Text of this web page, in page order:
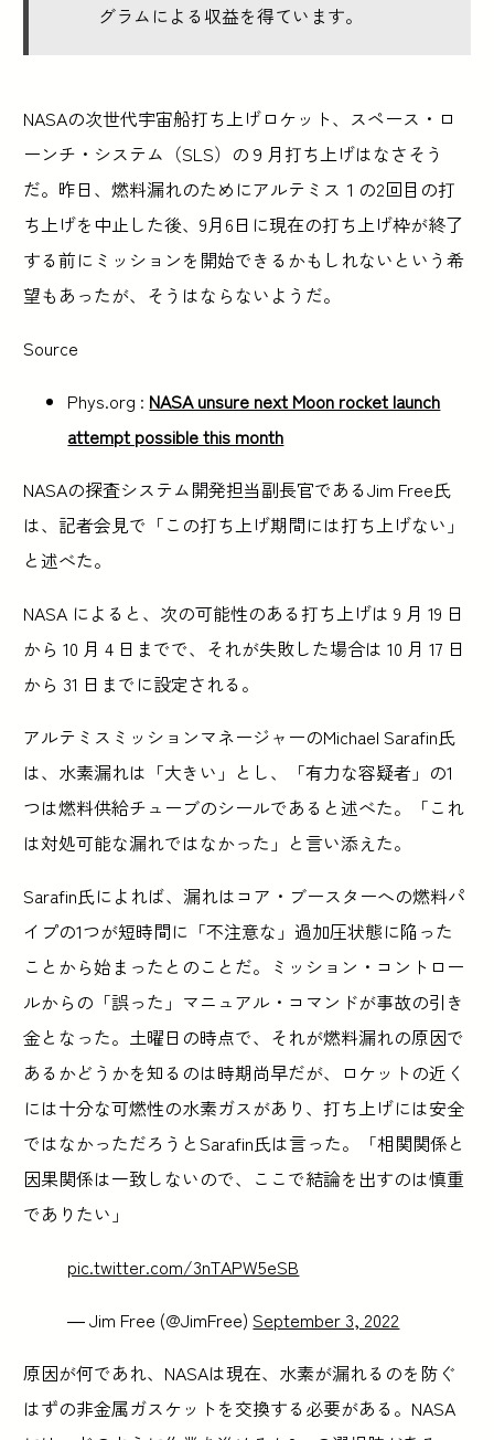
グラムによる収益を得ています。
NASAの次世代宇宙船打ち上げロケット、スペース・ロ
ーンチ・システム（SLS）の９月打ち上げはなさそう
だ。昨日、燃料漏れのためにアルテミス１の2回目の打
ち上げを中止した後、9月6日に現在の打ち上げ枠が終了
する前にミッションを開始できるかもしれないという希
望もあったが、そうはならないようだ。
Source
Phys.org : NASA unsure next Moon rocket launch
attempt possible this month
NASAの探査システム開発担当副長官であるJim Free氏
は、記者会見で「この打ち上げ期間には打ち上げない」
と述べた。
NASA によると、次の可能性のある打ち上げは 9 月 19 日
から 10 月 4 日までで、それが失敗した場合は 10 月 17 日
から 31 日までに設定される。
アルテミスミッションマネージャーのMichael Sarafin氏
は、水素漏れは「大きい」とし、「有力な容疑者」の1
つは燃料供給チューブのシールであると述べた。「これ
は対処可能な漏れではなかった」と言い添えた。
Sarafin氏によれば、漏れはコア・ブースターへの燃料パ
イプの1つが短時間に「不注意な」過加圧状態に陥った
ことから始まったとのことだ。ミッション・コントロー
ルからの「誤った」マニュアル・コマンドが事故の引き
金となった。土曜日の時点で、それが燃料漏れの原因で
あるかどうかを知るのは時期尚早だが、ロケットの近く
には十分な可燃性の水素ガスがあり、打ち上げには安全
ではなかっただろうとSarafin氏は言った。「相関関係と
因果関係は一致しないので、ここで結論を出すのは慎重
でありたい」
pic.twitter.com/3nTAPW5eSB
— Jim Free (@JimFree)September 3, 2022
原因が何であれ、NASAは現在、水素が漏れるのを防ぐ
はずの非金属ガスケットを交換する必要がある。NASA